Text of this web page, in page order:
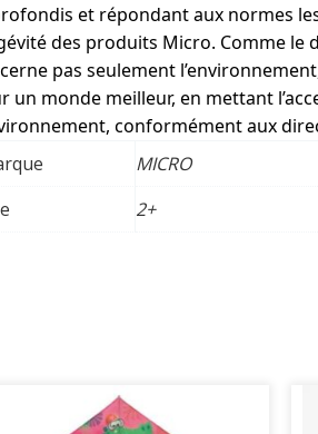
et répondant aux normes
des produits Micro. Comme le
pas seulement
un monde meilleur, en mettant
conformément aux
MICRO
2+